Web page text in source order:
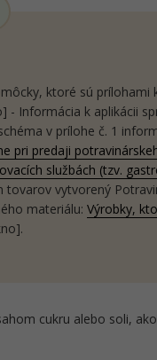
ktoré sú prílohami
- Informácia k aplikácii
v prílohe č. 1
pri predaji
službách (tzv.
vytvorený
materiálu: Výrobky,
cukru alebo soli,